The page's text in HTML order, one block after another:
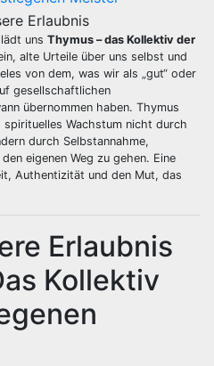
uns Thymus – das Kollektiv der
alte Urteile über uns selbst und
von dem, was wir als „gut“ oder
gesellschaftlichen
übernommen haben. Thymus
Wachstum nicht durch
durch Selbstannahme,
eigenen Weg zu gehen. Eine
Authentizität und den Mut, das
Erlaubnis
Kollektiv